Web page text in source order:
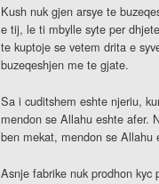
Kush nuk gjen arsye te
e tij, le ti mbylle syte per
te kuptoje se vetem drita e
buzeqeshjen me te gjate.
Sa i cuditshem eshte njeriu,
mendon se Allahu eshte afer.
ben mekat, mendon se Allahu
Asnje fabrike nuk prodhon kyc